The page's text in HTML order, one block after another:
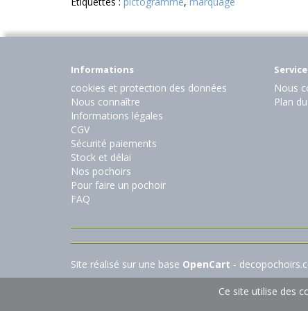
Informations
cookies et protection des données
Nous connaître
Informations légales
CGV
Sécurité paiements
Stock et délai
Nos pochoirs
Pour faire un pochoir
FAQ
Nous
Plan
Site réalisé sur une base OpenCart -
Ce site utilise des